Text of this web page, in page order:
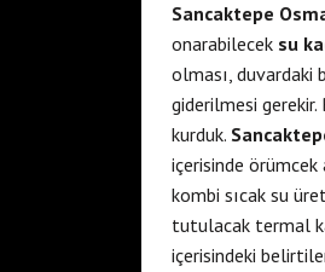
Sancaktepe
onarabilecek su
olması, duvardaki
giderilmesi
kurduk.
içerisinde örümcek
kombi sıcak su
tutulacak termal
içerisindeki